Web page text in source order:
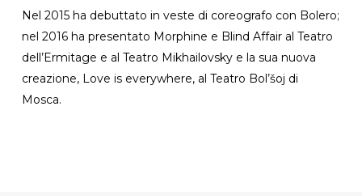
Nel 2015 ha debuttato in veste di coreografo con Bolero;
nel 2016 ha presentato Morphine e Blind Affair al Teatro
dell’Ermitage e al Teatro Mikhailovsky e la sua nuova
creazione, Love is everywhere, al Teatro Bol’šoj di
Mosca.